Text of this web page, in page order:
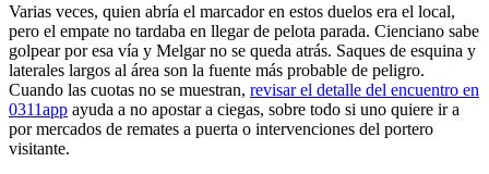
Varias veces, quien abría el marcador en estos duelos era el local,
pero el empate no tardaba en llegar de pelota parada. Cienciano sabe
golpear por esa vía y Melgar no se queda atrás. Saques de esquina y
laterales largos al área son la fuente más probable de peligro.
Cuando las cuotas no se muestran, revisar el detalle del encuentro en
0311app ayuda a no apostar a ciegas, sobre todo si uno quiere ir a
por mercados de remates a puerta o intervenciones del portero
visitante.